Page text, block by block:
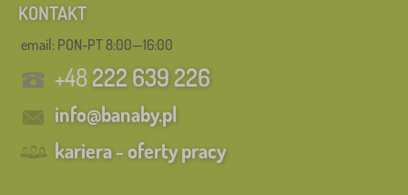
KONTAKT
email: PON-PT 8:00—16:00
+48222 639 226
info@banaby.pl
kariera - oferty pracy